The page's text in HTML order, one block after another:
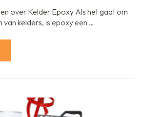
Kelder
Epoxy:
over Kelder Epoxy Als het gaat om
van kelders, is epoxy een …